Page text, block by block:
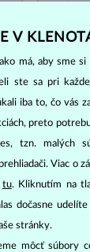
KVAPKA
V
má, aby sme si
ste sa pri
iba to, čo vás
preto
tzn. malých
Viac o
tu. Kliknutím na
dočasne
stránky.
môcť súbory